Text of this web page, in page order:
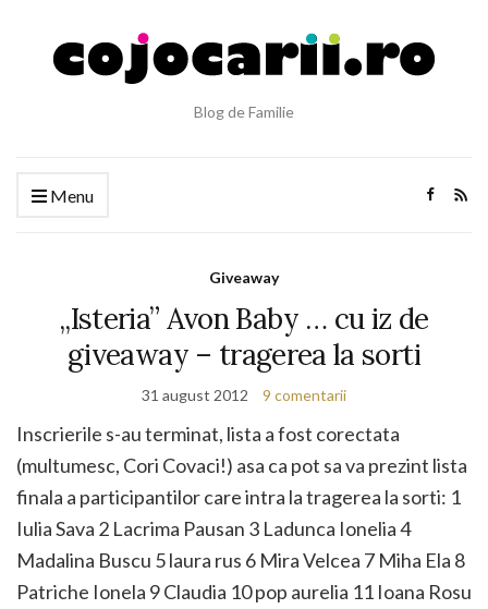
Blog de Familie
Menu
Giveaway
„Isteria” Avon Baby … cu iz de
giveaway – tragerea la sorti
31 august 2012 9 comentarii
Inscrierile s-au terminat, lista a fost corectata
(multumesc, Cori Covaci!) asa ca pot sa va prezint lista
finala a participantilor care intra la tragerea la sorti: 1
Iulia Sava 2 Lacrima Pausan 3 Ladunca Ionelia 4
Madalina Buscu 5 laura rus 6 Mira Velcea 7 Miha Ela 8
Patriche Ionela 9 Claudia 10 pop aurelia 11 Ioana Rosu